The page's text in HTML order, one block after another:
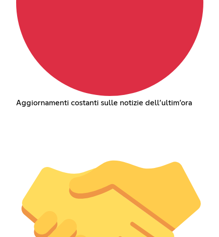
Aggiornamenti costanti sulle notizie dell’ultim’ora